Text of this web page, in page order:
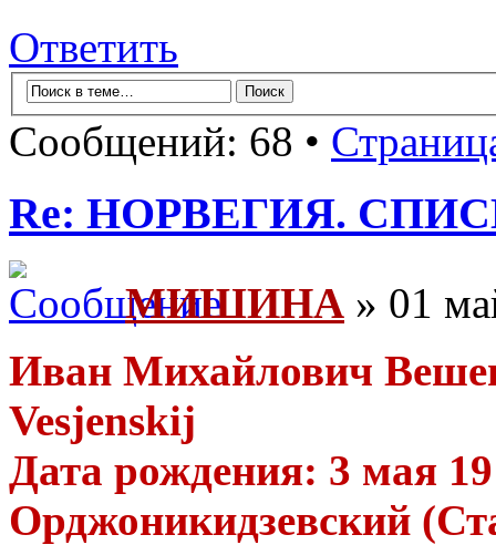
Ответить
Сообщений: 68 •
Re: НОРВЕГИЯ.
МИШИНА » 01
Иван Михайлович
Vesjenskij
Дата рождения: 3 мая
Орджоникидзевский